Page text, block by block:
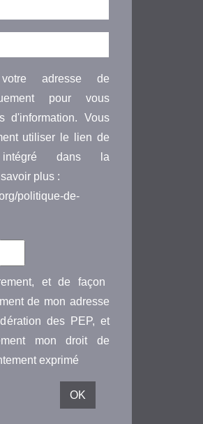
adresse de
pour vous
d'information. Vous
utiliser le lien de
intégré dans la
plus :
politique-de-
et de façon
de mon adresse
des PEP, et
mon droit de
exprimé